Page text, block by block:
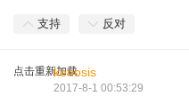
支持 反对
点击重新加载
kenosis
2017-8-1 00:53:29